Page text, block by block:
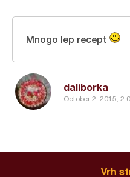
daliborka
October 2, 2015,
Mnogo lep recept
Vrh